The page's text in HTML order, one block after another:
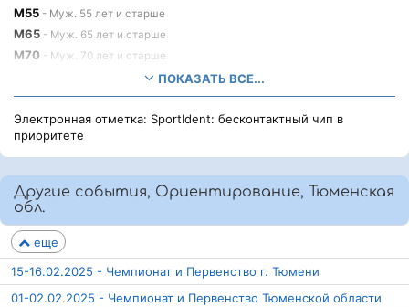
М55 - Муж. 55 лет и старше
М65 - Муж. 65 лет и старше
М70 - Муж. 70 лет и старше
- Муж. 18 лет и старше ПОКАЗАТЬ ВСЕ...
Электронная отметка: SportIdent: бесконтактный чип в
приоритете
Другие события, Ориентирование, Тюменская
обл.
еще
15-16.02.2025 - Чемпионат и Первенство г. Тюмени
01-02.02.2025 - Чемпионат и Первенство Тюменской области